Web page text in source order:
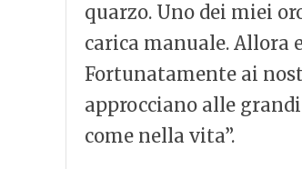
quarzo. Uno dei miei
carica manuale. Allora
Fortunatamente ai
approcciano alle
come nella vita”.